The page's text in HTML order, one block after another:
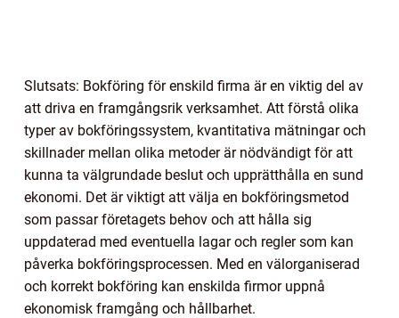
Slutsats: Bokföring för enskild firma är en viktig del av
att driva en framgångsrik verksamhet. Att förstå olika
typer av bokföringssystem, kvantitativa mätningar och
skillnader mellan olika metoder är nödvändigt för att
kunna ta välgrundade beslut och upprätthålla en sund
ekonomi. Det är viktigt att välja en bokföringsmetod
som passar företagets behov och att hålla sig
uppdaterad med eventuella lagar och regler som kan
påverka bokföringsprocessen. Med en välorganiserad
och korrekt bokföring kan enskilda firmor uppnå
ekonomisk framgång och hållbarhet.